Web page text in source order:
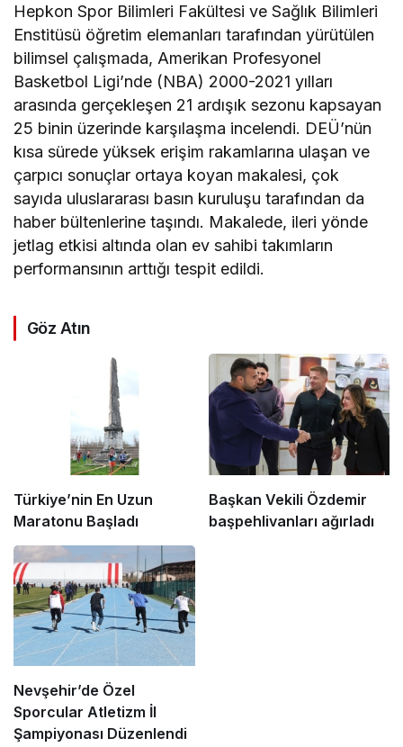
Hepkon Spor Bilimleri Fakültesi ve Sağlık Bilimleri
Enstitüsü öğretim elemanları tarafından yürütülen
bilimsel çalışmada, Amerikan Profesyonel
Basketbol Ligi’nde (NBA) 2000-2021 yılları
arasında gerçekleşen 21 ardışık sezonu kapsayan
25 binin üzerinde karşılaşma incelendi. DEÜ’nün
kısa sürede yüksek erişim rakamlarına ulaşan ve
çarpıcı sonuçlar ortaya koyan makalesi, çok
sayıda uluslararası basın kuruluşu tarafından da
haber bültenlerine taşındı. Makalede, ileri yönde
jetlag etkisi altında olan ev sahibi takımların
performansının arttığı tespit edildi.
Göz Atın
Türkiye’nin En Uzun
Maratonu Başladı
Başkan Vekili Özdemir
başpehlivanları ağırladı
Nevşehir’de Özel
Sporcular Atletizm İl
Şampiyonası Düzenlendi